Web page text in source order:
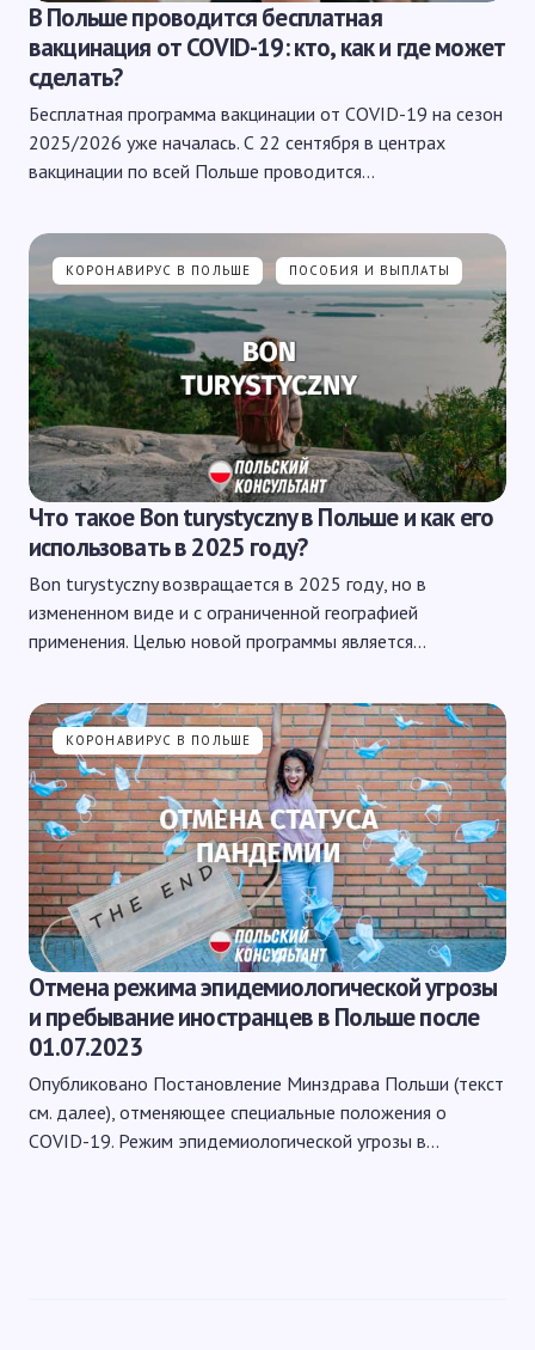
В Польше проводится бесплатная
вакцинация от COVID-19: кто, как и где может
сделать?
Бесплатная программа вакцинации от COVID-19 на сезон
2025/2026 уже началась. С 22 сентября в центрах
вакцинации по всей Польше проводится…
КОРОНАВИРУС В ПОЛЬШЕ ПОСОБИЯ И ВЫПЛАТЫ
Что такое Bon turystyczny в Польше и как его
использовать в 2025 году?
Bon turystyczny возвращается в 2025 году, но в
измененном виде и с ограниченной географией
применения. Целью новой программы является…
КОРОНАВИРУС В ПОЛЬШЕ
Отмена режима эпидемиологической угрозы
и пребывание иностранцев в Польше после
01.07.2023
Опубликовано Постановление Минздрава Польши (текст
см. далее), отменяющее специальные положения о
COVID-19. Режим эпидемиологической угрозы в…